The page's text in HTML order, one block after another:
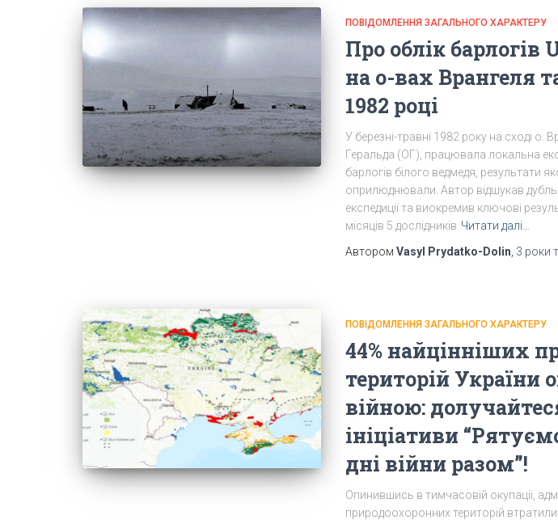
ПОВІДОМЛЕННЯ ЗАГАЛЬНОГО ХАРАКТЕРУ
Про облік барлогів
на о-вах Врангеля
1982 році
У березні-травні 1982 року на сході о.
Геральда (ОГ), працювала локальна
барлогів білого ведмедя, результати
оприлюднювали. Автор відшукав
експедиції та виокремив ключові
місяців 5 дослідників Читати далі…
Автором Vasyl Prydatko-Dolin 3 роки
ПОВІДОМЛЕННЯ ЗАГАЛЬНОГО ХАРАКТЕРУ
44% найцінніших
територій України
війною:
ініціативи
дні війни разом”!
Опинившись в тимчасовій окупації,
природоохоронних територій